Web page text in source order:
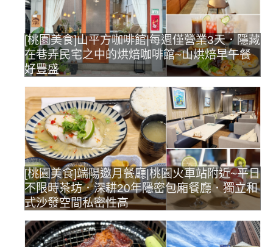
[桃園美食]山平方咖啡館|每週僅營業3天．隱藏
在巷弄民宅之中的烘焙咖啡館~山烘焙早午餐
好豐盛
[桃園美食]端陽邀月餐廳|桃園火車站附近~平日
不限時茶坊．深耕20年隱密包廂餐廳．獨立和
式沙發空間私密性高